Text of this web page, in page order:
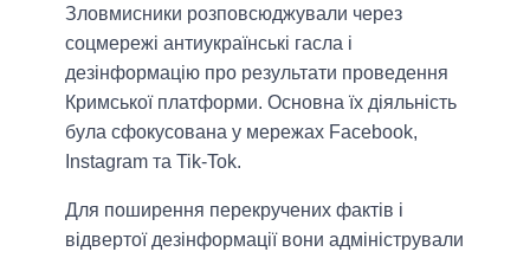
Зловмисники розповсюджували через
соцмережі антиукраїнські гасла і
дезінформацію про результати проведення
Кримської платформи. Основна їх діяльність
була сфокусована у мережах Facebook,
Instagram та Tik-Tok.
Для поширення перекручених фактів і
відвертої дезінформації вони адміністрували